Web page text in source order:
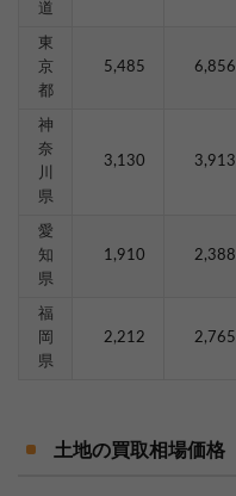
道
東
京
都
5,485 6,856
神
奈
川
県
3,130 3,913
愛
知
県
1,910 2,388
福
岡
県
2,212 2,765
土地の買取相場価格